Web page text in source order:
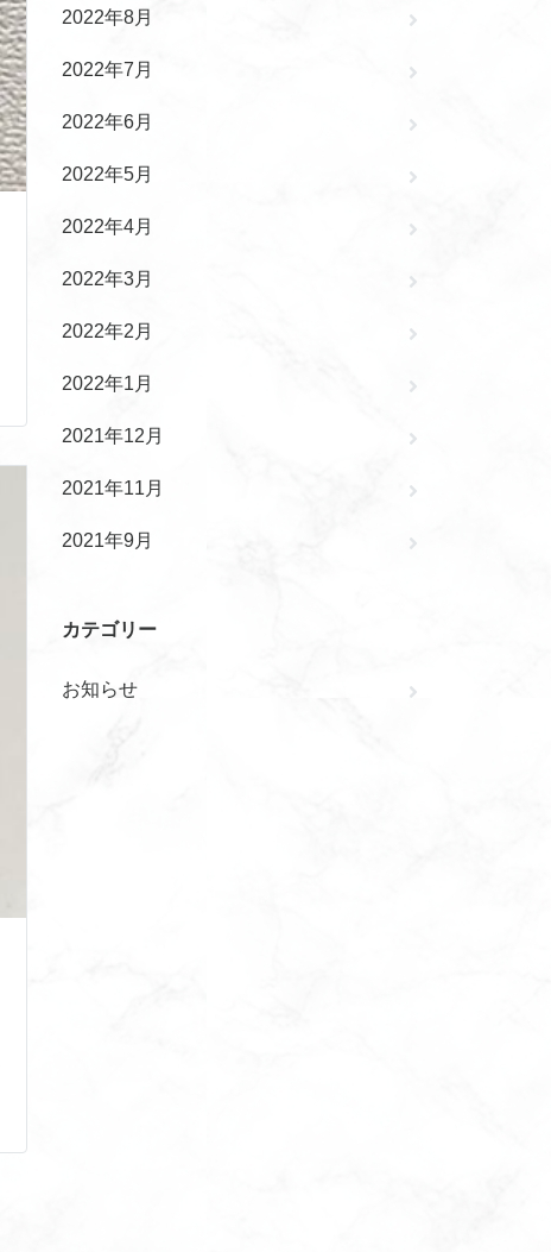
2022年8月
2022年7月
2022年6月
2022年5月
2022年4月
2022年3月
2022年2月
2022年1月
2021年12月
2021年11月
2021年9月
カテゴリー
お知らせ